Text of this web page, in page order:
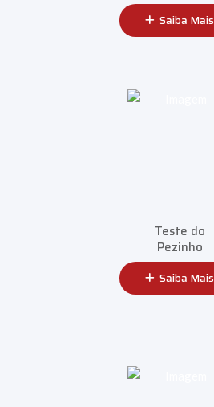
Saiba Mais
Teste do
Pezinho
Saiba Mais